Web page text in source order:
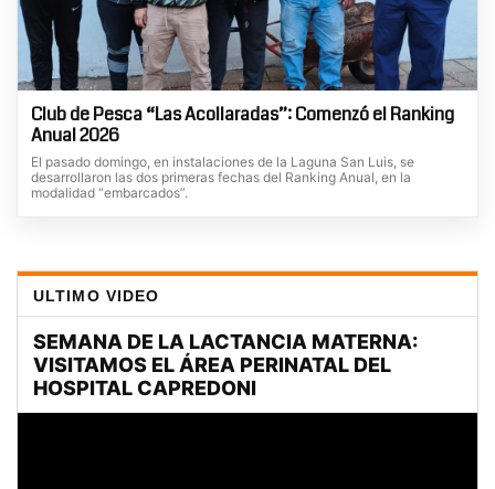
Club de Pesca “Las Acollaradas”: Comenzó el Ranking
Anual 2026
El pasado domingo, en instalaciones de la Laguna San Luis, se
desarrollaron las dos primeras fechas del Ranking Anual, en la
modalidad “embarcados”.
ULTIMO VIDEO